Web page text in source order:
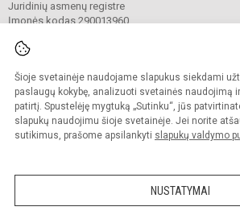
Šioje svetainėje naudojame slapukus siekdami
paslaugų kokybę, analizuoti svetainės naudojimą
patirtį. Spustelėję mygtuką „Sutinku“, jūs
slapukų naudojimu šioje svetainėje. Jei norite
sutikimus, prašome apsilankyti slapukų valdymo
NUSTATYMAI
Juridinių asmenų registre
Įmonės kodas 290013960
© 2023. Vilniaus Vaduvos darželis - mokykla.
Kopijuoti turinį be raštiško įstaigos administracijos
Prieinamumo paraiška Slapukų
Sumanus būdas atnaujinti